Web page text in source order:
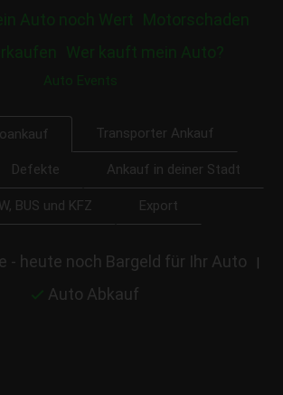
Auto noch Wert Motorschaden
Wer kauft mein Auto?
Auto Events
Transporter Ankauf
Defekte Ankauf in deiner Stadt
BUS und KFZ Export
- heute noch Bargeld für Ihr Auto
Auto Abkauf